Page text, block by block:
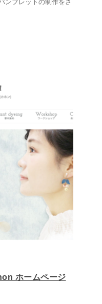
ンフレットの制作をさ
ホームページ